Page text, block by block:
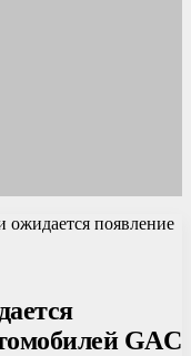
ожидается появление
GAC